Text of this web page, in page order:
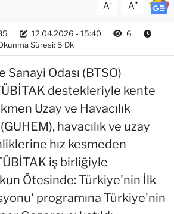
A- A+
12.04.2026 - 15:40
6
Süresi: 5 Dk
Sanayi Odası (BTSO)
destekleriyle kente
Uzay ve Havacılık
havacılık ve uzay
hız kesmeden
iş birliğiyle
Ötesinde: Türkiye'nin İlk
programına Türkiye'nin